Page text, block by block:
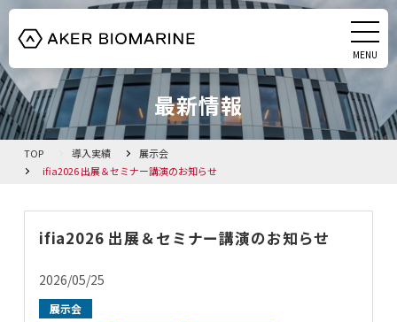
MENU
最新情報
CLOSE
HOME
クリルオイル
会社概要
お知らせ
TOP 導入実績
展示会
ifia2026 出展＆セミナー講演のお知らせ
ifia2026 出展＆セミナー講演のお知らせ
2026/05/25
展示会